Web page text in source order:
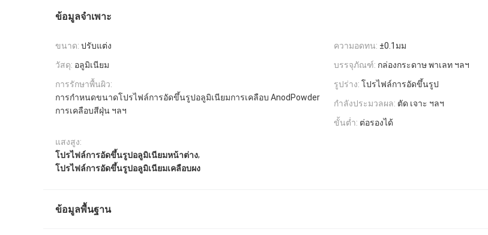
ข้อมูลจำเพาะ
ขนาด: ปรับแต่ง ความอดทน: ±0.1มม
วัสดุ: อลูมิเนียม บรรจุภัณฑ์: กล่องกระดาษ พาเลท ฯลฯ
การรักษาพื้นผิว:
การกำหนดขนาดโปรไฟล์การอัดขึ้นรูปอลูมิเนียมการเคลือบ AnodPowder
การเคลือบสีฝุ่น ฯลฯ
รูปร่าง: โปรไฟล์การอัดขึ้นรูป
กำลังประมวลผล: ตัด เจาะ ฯลฯ
ขั้นต่ำ: ต่อรองได้
แสงสูง:
โปรไฟล์การอัดขึ้นรูปอลูมิเนียมหน้าต่าง,
โปรไฟล์การอัดขึ้นรูปอลูมิเนียมเคลือบผง
ข้อมูลพื้นฐาน